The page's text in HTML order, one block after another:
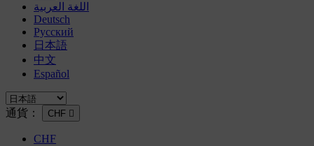
اللغة العربية
Deutsch
Русский
日本語
中文
Español
通貨： CHF 
CHF